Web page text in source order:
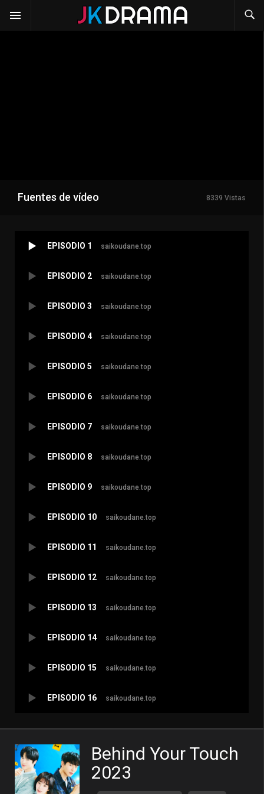
Fuentes de vídeo 8339 Vistas
EPISODIO 1 saikoudane.top
EPISODIO 2 saikoudane.top
EPISODIO 3 saikoudane.top
EPISODIO 4 saikoudane.top
EPISODIO 5 saikoudane.top
EPISODIO 6 saikoudane.top
EPISODIO 7 saikoudane.top
EPISODIO 8 saikoudane.top
EPISODIO 9 saikoudane.top
EPISODIO 10 saikoudane.top
EPISODIO 11 saikoudane.top
EPISODIO 12 saikoudane.top
EPISODIO 13 saikoudane.top
EPISODIO 14 saikoudane.top
EPISODIO 15 saikoudane.top
EPISODIO 16 saikoudane.top
Behind Your Touch
2023